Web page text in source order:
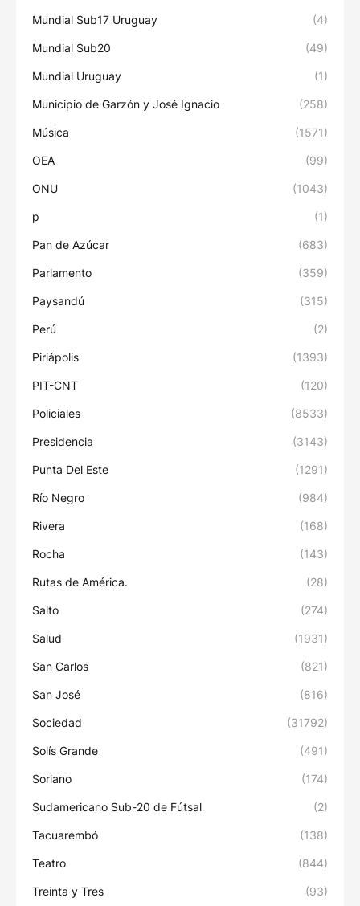
Mundial Sub17 Uruguay (4)
Mundial Sub20 (49)
Mundial Uruguay (1)
Municipio de Garzón y José Ignacio (258)
Música (1571)
OEA (99)
ONU (1043)
p (1)
Pan de Azúcar (683)
Parlamento (359)
Paysandú (315)
Perú (2)
Piriápolis (1393)
PIT-CNT (120)
Policiales (8533)
Presidencia (3143)
Punta Del Este (1291)
Río Negro (984)
Rivera (168)
Rocha (143)
Rutas de América. (28)
Salto (274)
Salud (1931)
San Carlos (821)
San José (816)
Sociedad (31792)
Solís Grande (491)
Soriano (174)
Sudamericano Sub-20 de Fútsal (2)
Tacuarembó (138)
Teatro (844)
Treinta y Tres (93)